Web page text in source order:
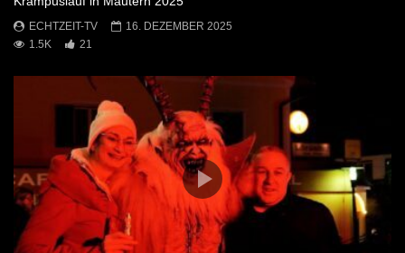
ECHTZEIT-TV
16. DEZEMBER 2025
1.5K
21